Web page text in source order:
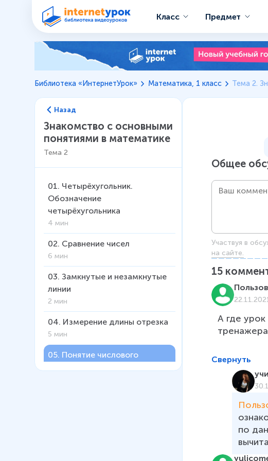
Класс Предмет
Библиотека «ИнтернетУрок» Математика, 1 класс Тема 2.
Назад
Знакомство с основными
понятиями в математике
Тема 2
01. Четырёхугольник.
Обозначение
четырёхугольника
4 мин
02. Сравнение чисел
6 мин
03. Замкнутые и незамкнутые
линии
2 мин
04. Измерение длины отрезка
5 мин
05. Понятие числового
Общее
Участвуя в
на сайте.
15
А где
Свернуть
по